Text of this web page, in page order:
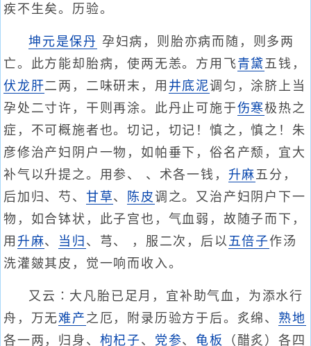
疾不生矣。历验。
坤元是保丹 孕妇病，则胎亦病而随，则多两
亡。此方能却胎病，使两无恙。方用飞青黛五钱，
伏龙肝二两，二味研末，用 井底泥调匀，涂脐上当
孕处二寸许，干则再涂。此丹止可施于伤寒极热之
症，不可概施者也。切记，切记！慎之，慎之！朱
彦修治产妇阴户一物，如帕垂下，俗名产颓，宜大
补气以升提之。用参、 、术各一钱， 升麻五分，
后加归、芍、 甘草、 陈皮调之。又治产妇阴户下一
物，如合钵状，此子宫也，气血弱，故随子而下，
用 升麻、 当归 、芎、 ，服二次，后以 五倍子作汤
洗灌皴其皮，觉一响而收入。
又云∶大凡胎已足月，宜补助气血，为添水行
舟，万无难产 之厄，附录历验方于后。炙绵、 熟地
各一两，归身、 枸杞子、 党参、龟板 （醋炙）各四